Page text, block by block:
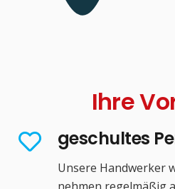
Ihre
geschultes
Unsere Handwerker